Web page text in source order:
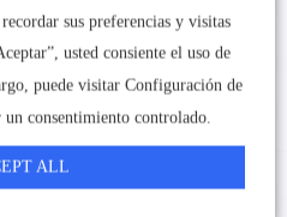
sus preferencias y visitas
usted consiente el uso de
puede visitar Configuración de
consentimiento controlado.
ALL